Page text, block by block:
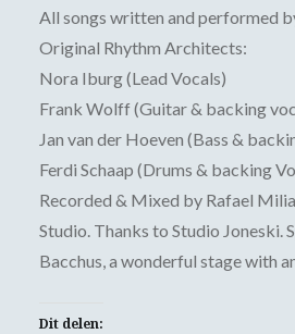
All songs written and performed
Original Rhythm Architects:
Nora Iburg (Lead Vocals)
Frank Wolff (Guitar & backing
Jan van der Hoeven (Bass &
Ferdi Schaap (Drums & backing
Recorded & Mixed by Rafael
Studio. Thanks to Studio Joneski.
Bacchus, a wonderful stage with
Dit delen: